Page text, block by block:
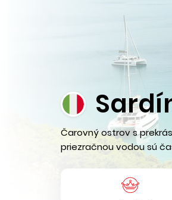
Čarovný ostrov s
priezračnou vodou sú